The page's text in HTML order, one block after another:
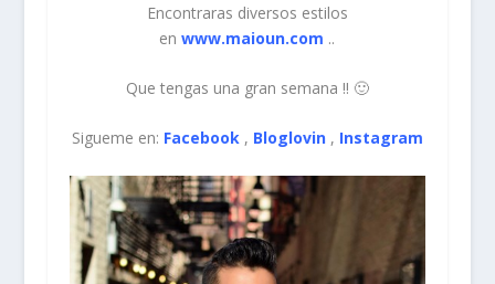
Encontraras diversos estilos
enwww.maioun.com ..
Que tengas una gran semana !! 🙂
Sigueme en: Facebook, Bloglovin, Instagram